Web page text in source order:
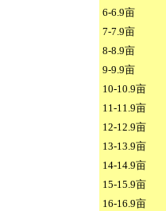
6-6.9亩
7-7.9亩
8-8.9亩
9-9.9亩
10-10.9亩
11-11.9亩
12-12.9亩
13-13.9亩
14-14.9亩
15-15.9亩
16-16.9亩